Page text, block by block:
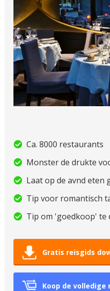
Ca. 8000 restaurants
Monster de drukte
Laat op de avnd eten
Tip voor romantisch
Tip om 'goedkoop' te
Gratis reisgids
Koop de volledige